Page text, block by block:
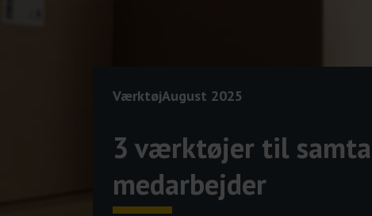
VærktøjAugust 2025
3 værktøjer til
medarbejder